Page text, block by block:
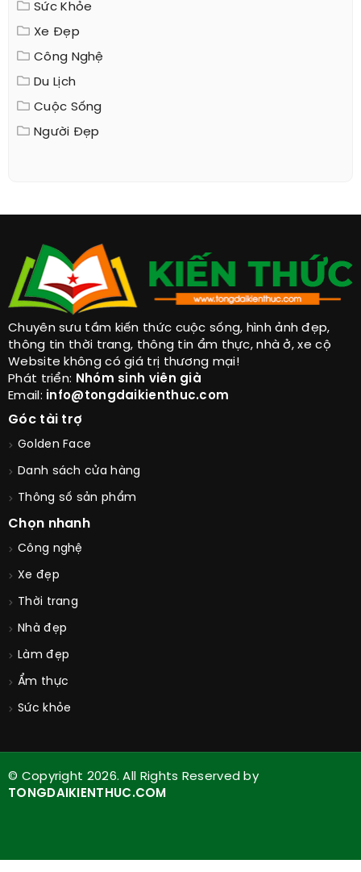
Sức Khỏe
Xe Đẹp
Công Nghệ
Du Lịch
Cuộc Sống
Người Đẹp
Chuyên sưu tầm kiến thức cuộc sống, hình ảnh đẹp,
thông tin thời trang, thông tin ẩm thực, nhà ở, xe cộ
Website không có giá trị thương mại!
Phát triển: Nhóm sinh viên già
Email: info@tongdaikienthuc.com
Góc tài trợ
Golden Face
Danh sách cửa hàng
Thông số sản phẩm
Chọn nhanh
Công nghệ
Xe đẹp
Thời trang
Nhà đẹp
Làm đẹp
Ẩm thực
Sức khỏe
© Copyright 2026. All Rights Reserved by
TONGDAIKIENTHUC.COM